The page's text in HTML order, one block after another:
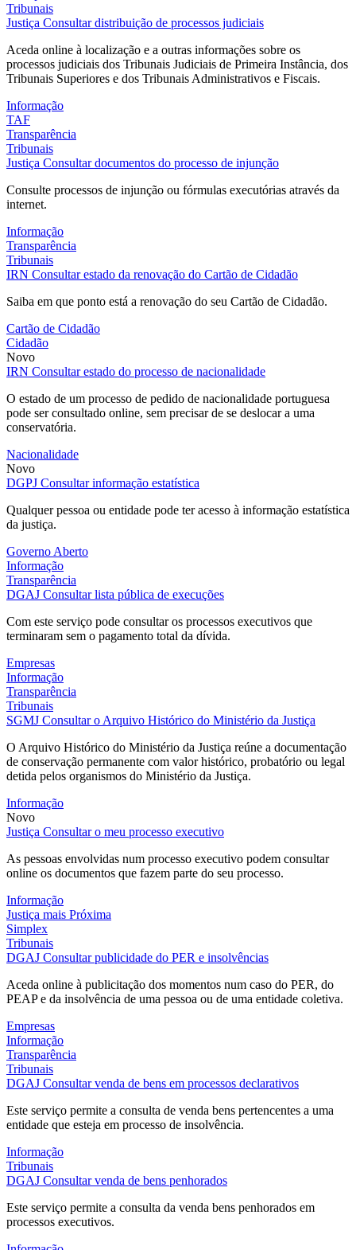
Tribunais
Justiça Consultar distribuição de processos judiciais
Aceda online à localização e a outras informações sobre os
processos judiciais dos Tribunais Judiciais de Primeira Instância, dos
Tribunais Superiores e dos Tribunais Administrativos e Fiscais.
Informação
TAF
Transparência
Tribunais
Justiça Consultar documentos do processo de injunção
Consulte processos de injunção ou fórmulas executórias através da
internet.
Informação
Transparência
Tribunais
IRN Consultar estado da renovação do Cartão de Cidadão
Saiba em que ponto está a renovação do seu Cartão de Cidadão.
Cartão de Cidadão
Cidadão
Novo
IRN Consultar estado do processo de nacionalidade
O estado de um processo de pedido de nacionalidade portuguesa
pode ser consultado online, sem precisar de se deslocar a uma
conservatória.
Nacionalidade
Novo
DGPJ Consultar informação estatística
Qualquer pessoa ou entidade pode ter acesso à informação estatística
da justiça.
Governo Aberto
Informação
Transparência
DGAJ Consultar lista pública de execuções
Com este serviço pode consultar os processos executivos que
terminaram sem o pagamento total da dívida.
Empresas
Informação
Transparência
Tribunais
SGMJ Consultar o Arquivo Histórico do Ministério da Justiça
O Arquivo Histórico do Ministério da Justiça reúne a documentação
de conservação permanente com valor histórico, probatório ou legal
detida pelos organismos do Ministério da Justiça.
Informação
Novo
Justiça Consultar o meu processo executivo
As pessoas envolvidas num processo executivo podem consultar
online os documentos que fazem parte do seu processo.
Informação
Justiça mais Próxima
Simplex
Tribunais
DGAJ Consultar publicidade do PER e insolvências
Aceda online à publicitação dos momentos num caso do PER, do
PEAP e da insolvência de uma pessoa ou de uma entidade coletiva.
Empresas
Informação
Transparência
Tribunais
DGAJ Consultar venda de bens em processos declarativos
Este serviço permite a consulta de venda bens pertencentes a uma
entidade que esteja em processo de insolvência.
Informação
Tribunais
DGAJ Consultar venda de bens penhorados
Este serviço permite a consulta da venda bens penhorados em
processos executivos.